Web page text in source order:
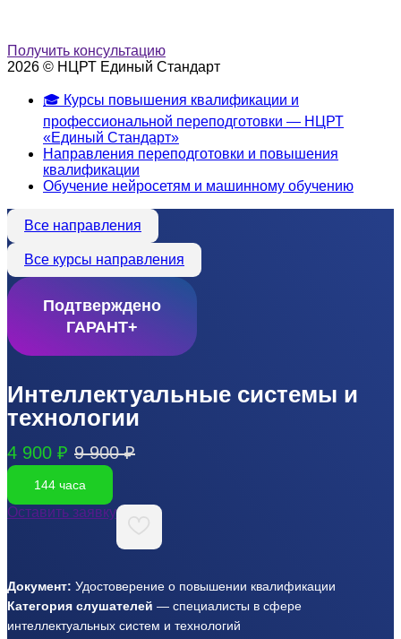
Получить консультацию
2026 © НЦРТ Единый Стандарт
🎓 Курсы повышения квалификации и
профессиональной переподготовки — НЦРТ
«Единый Стандарт»
Направления переподготовки и повышения
квалификации
Обучение нейросетям и машинному обучению
Все направления
Все курсы направления
Интеллектуальные системы и
технологии
4 900 ₽ 9 900 ₽
144 часа
Оставить заявку
Подтверждено
ГАРАНТ+
Документ: Удостоверение о повышении квалификации
Категория слушателей — специалисты в сфере
интеллектуальных систем и технологий